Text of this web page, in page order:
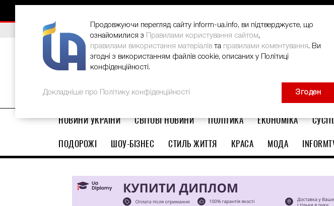
ВИБІР РЕДАКЦІЇ В Україні стартував ювілейний Global Teacher Prize-2026
НОВИНИ УКРАЇНИ СВІТОВІ НОВИНИ ПОЛІТИКА ЕКОНОМІКА
ПОДОРОЖІ
ШОУ-БІЗНЕС СТИЛЬ ЖИТТЯ КРАСА МОДА
Продовжуючи перегляд сайту inform-ua.info, ви підтверджуєте, що
ознайомилися з
Правилами користування сайтом,
правилами використання матеріалів та правилами коментування. Ви
згодні з використанням файлів cookie, описаних у Політиці
конфіденційності.
Докладніше про Політику конфіденційності Згоден